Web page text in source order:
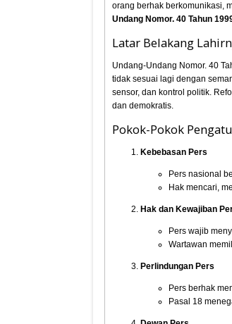
orang berhak berkomunikasi,
Undang Nomor. 40 Tahun
Latar Belakang
Undang-Undang Nomor. 40
tidak sesuai lagi dengan
sensor, dan kontrol politik.
dan demokratis.
Pokok-Pokok
Kebebasan Pers
Pers nasional
Hak mencari,
Hak dan Kewajiban
Pers wajib
Wartawan
Perlindungan Pers
Pers berhak
Pasal 18